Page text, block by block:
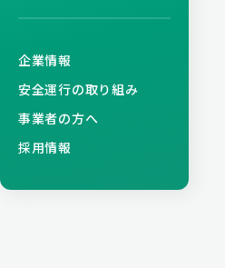
企業情報
安全運行の取り組み
事業者の方へ
採用情報